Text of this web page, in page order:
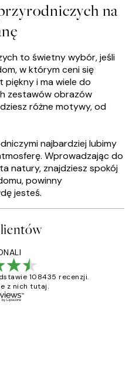
na
to świetny wybór, jeśli
w którym ceni się
piękny i ma wiele do
zestawów obrazów
różne motywy, od
najbardziej lubimy
Wprowadzając do
natury, znajdziesz spokój
powinny
jesteś.
108435 recenzji.
z nich tutaj.